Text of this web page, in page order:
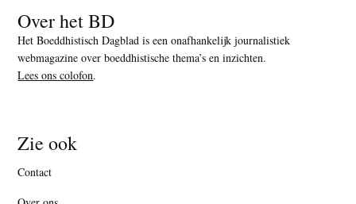
Over het BD
Het Boeddhistisch Dagblad is een onafhankelijk journalistiek
webmagazine over boeddhistische thema’s en inzichten.
Lees ons colofon.
Zie ook
Contact